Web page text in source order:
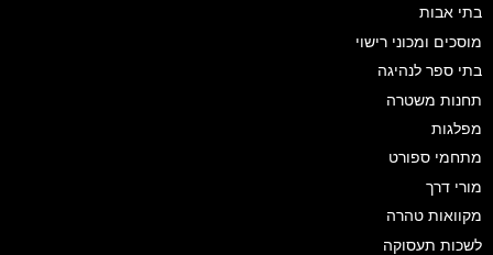
בתי אבות
מוסכים ומכוני רישוי
בתי ספר לנהיגה
תחנות משטרה
מפלגות
מתחמי ספורט
מורי דרך
מקוואות טהרה
לשכות תעסוקה